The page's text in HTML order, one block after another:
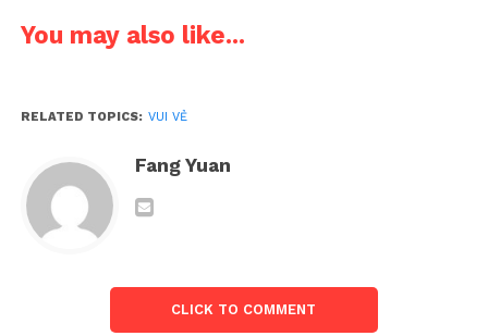
Con người vui vẻ thì ít, buồn rầu lại quá nhiều
You may also like...
RELATED TOPICS: VUI VẺ
Fang Yuan
CLICK TO COMMENT